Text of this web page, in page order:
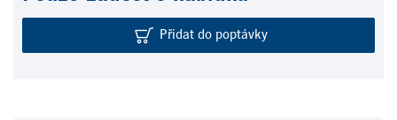
Přidat do poptávky